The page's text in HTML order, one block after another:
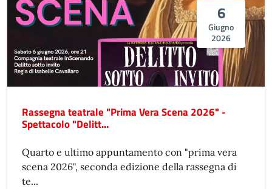
6
Giugno
2026
Rassegna teatrale "Prima Vera Scena 2026" -
Spettacolo "Delitt...
Quarto e ultimo appuntamento con "prima vera
scena 2026", seconda edizione della rassegna di
te...